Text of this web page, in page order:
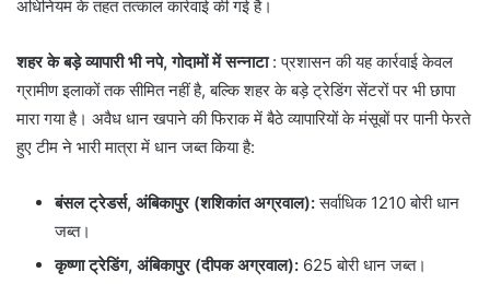
अधिनियम के तहत तत्काल कार्रवाई की गई है।
शहर के बड़े व्यापारी भी नपे, गोदामों में सन्नाटा: प्रशासन की यह कार्रवाई केवल
ग्रामीण इलाकों तक सीमित नहीं है, बल्कि शहर के बड़े ट्रेडिंग सेंटरों पर भी छापा
मारा गया है। अवैध धान खपाने की फिराक में बैठे व्यापारियों के मंसूबों पर पानी फेरते
हुए टीम ने भारी मात्रा में धान जब्त किया है:
बंसल ट्रेडर्स, अंबिकापुर (शशिकांत अग्रवाल):सर्वाधिक 1210 बोरी धान
जब्त।
कृष्णा ट्रेडिंग, अंबिकापुर (दीपक अग्रवाल): 625 बोरी धान जब्त।